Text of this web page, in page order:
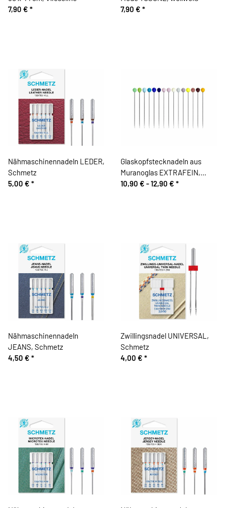
7,90 € *
7,90 € *
Nähmaschinennadeln LEDER,
Schmetz
5,00 € *
Glaskopfstecknadeln aus
Muranoglas EXTRAFEIN,
verschiedene Farben, Bohin
10,90 € -12,90 € *
Nähmaschinennadeln
JEANS, Schmetz
4,50 € *
Zwillingsnadel UNIVERSAL,
Schmetz
4,00 € *